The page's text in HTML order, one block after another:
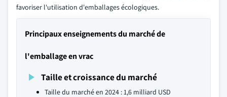
favoriser l'utilisation d'emballages écologiques.
Principaux enseignements du marché de
l'emballage en vrac
Taille et croissance du marché
Taille du marché en 2024 : 1,6 milliard USD